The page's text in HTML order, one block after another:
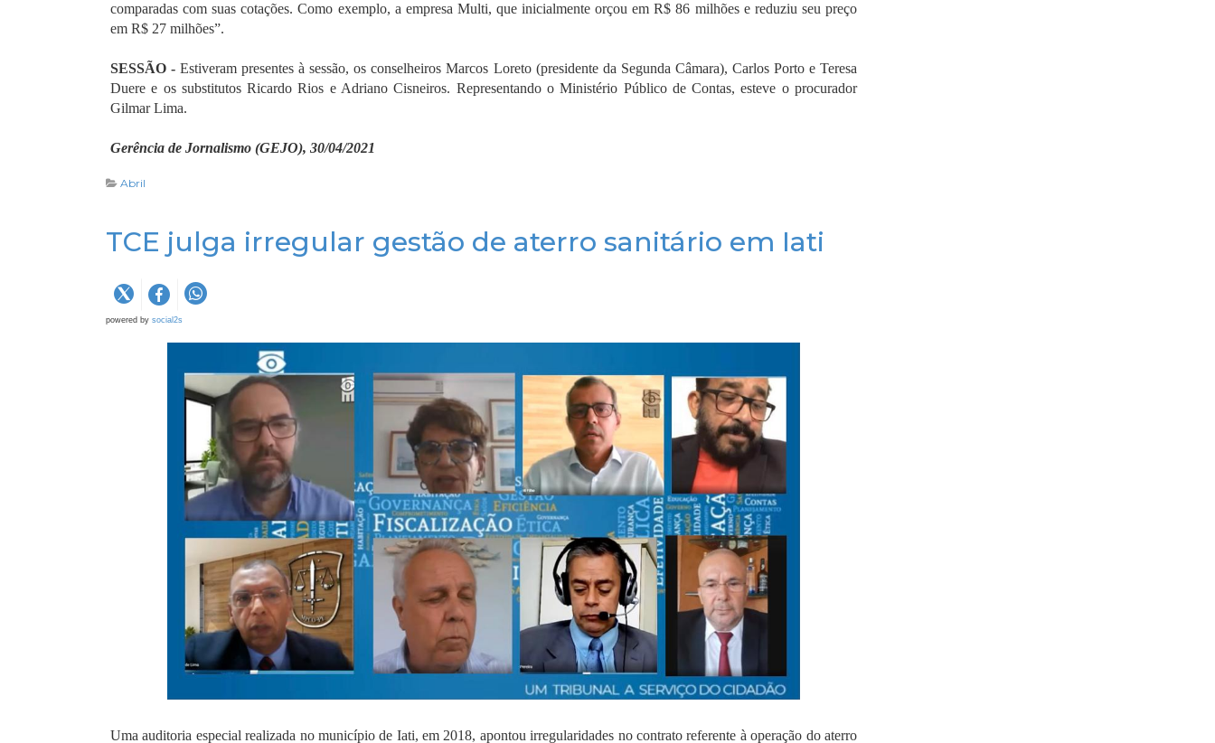
comparadas com suas cotações. Como exemplo, a empresa Multi, que inicialmente orçou em R$ 86 milhões e reduziu seu preço
em R$ 27 milhões”.
SESSÃO - Estiveram presentes à sessão, os conselheiros Marcos Loreto (presidente da Segunda Câmara), Carlos Porto e Teresa
Duere e os substitutos Ricardo Rios e Adriano Cisneiros. Representando o Ministério Público de Contas, esteve o procurador
Gilmar Lima.
Gerência de Jornalismo (GEJO), 30/04/2021
Abril
TCE julga irregular gestão de aterro sanitário em Iati
powered by social2s
Uma auditoria especial realizada no município de Iati, em 2018, apontou irregularidades no contrato referente à operação do aterro